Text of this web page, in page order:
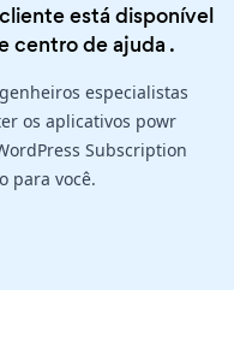
está disponível
centro de ajuda .
especialistas
os aplicativos powr
Subscription
para você.